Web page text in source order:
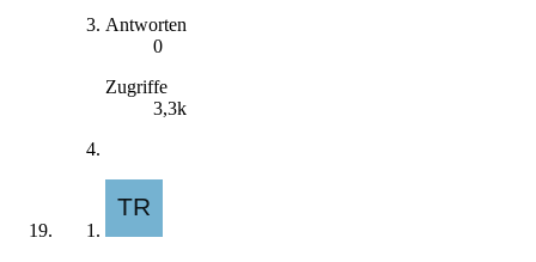
Antworten
0
Zugriffe
3,3k